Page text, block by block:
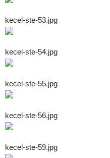
kecel-ste-53.jpg
kecel-ste-54.jpg
kecel-ste-55.jpg
kecel-ste-56.jpg
kecel-ste-59.jpg